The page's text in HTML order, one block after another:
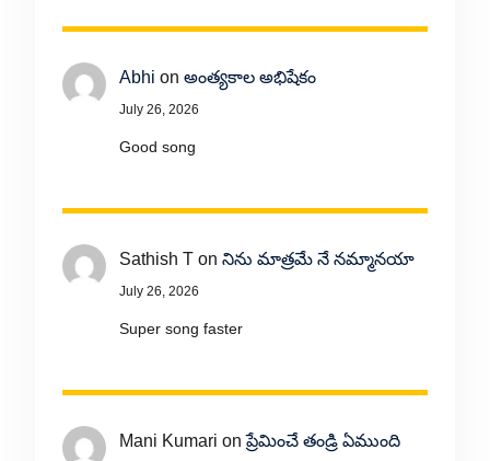
Abhi on అంత్యకాల అభిషేకం
July 26, 2026
Good song
Sathish Ton నిను మాత్రమే నే నమ్మానయా
July 26, 2026
Super song faster
Mani Kumari onప్రేమించే తండ్రి ఏముంది